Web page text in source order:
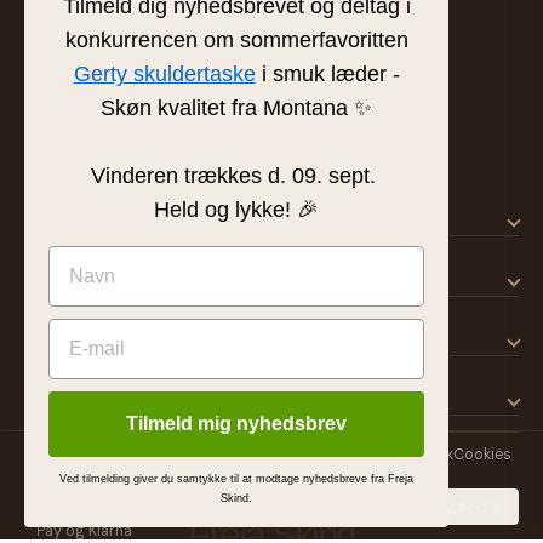
Tværgade 8 · 8600 Silkeborg
info@frejaskind.dk
CVR 12409036
KUNDESERVICE
OM FREJA
INSPIRATION
© 2026 Freja Skind ApSHandelsbetingelserPersondatapolitikCookies
MADE BY
Tilmeld dig nyhedsbrevet og deltag i
konkurrencen om sommerfavoritten
Gerty skuldertaskei smuk læder -
Skøn kvalitet fra Montana ✨
Vinderen trækkes d. 09. sept.
Held og lykke! 🎉
Tilmeld mig nyhedsbrev
Ved tilmelding giver du samtykke til at modtage nyhedsbreve fra Freja
Skind.